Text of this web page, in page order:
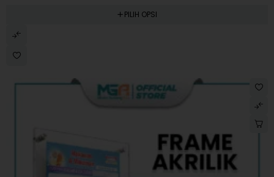
PILIH OPSI